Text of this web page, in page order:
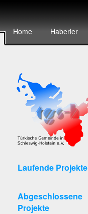
Home Haberler
Laufende Projekte
Abgeschlossene
Projekte